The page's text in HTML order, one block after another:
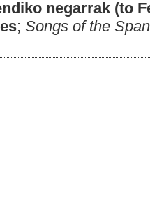
negarrak (to
; Songs of the